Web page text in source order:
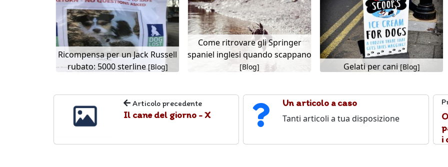
Ricompensa per un Jack Russell
rubato: 5000 sterline[Blog]
Come ritrovare gli Springer
spaniel inglesi quando scappano
[Blog] Gelati per cani [Blog]
Articolo precedente
Il cane del giorno - X
Un articolo a caso
Tanti articoli a tua disposizione
i